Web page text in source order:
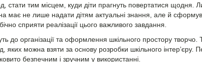
тим місцем, куди діти прагнуть повертатися щодня.
має не лише надати дітям актуальні знання, але й
сприяти реалізації цього важливого завдання.
до організації та оформлення шкільного простору
яких можна взяти за основу розробки шкільного інтер’єру.
безпечним і зручним у використанні.